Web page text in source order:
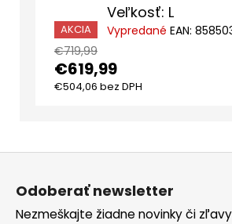
AKCIA
Veľkosť: L
Vypredané EAN:
€719,99
€619,99
€504,06 bez DPH
Z
Odoberať newsletter
Nezmeškajte žiadne novinky či